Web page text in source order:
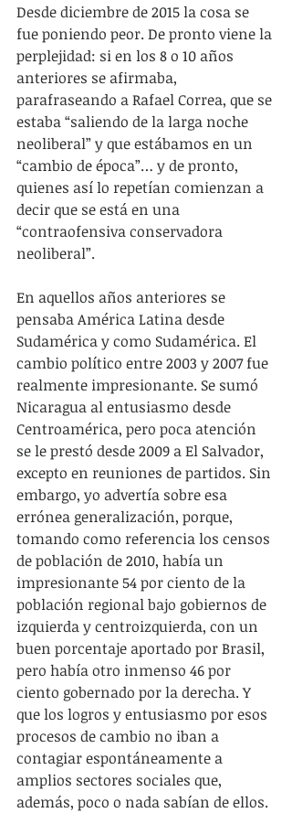
Desde diciembre de 2015 la cosa se
fue poniendo peor. De pronto viene la
perplejidad: si en los 8 o 10 años
anteriores se afirmaba,
parafraseando a Rafael Correa, que se
estaba “saliendo de la larga noche
neoliberal” y que estábamos en un
“cambio de época”… y de pronto,
quienes así lo repetían comienzan a
decir que se está en una
“contraofensiva conservadora
neoliberal”.
En aquellos años anteriores se
pensaba América Latina desde
Sudamérica y como Sudamérica. El
cambio político entre 2003 y 2007 fue
realmente impresionante. Se sumó
Nicaragua al entusiasmo desde
Centroamérica, pero poca atención
se le prestó desde 2009 a El Salvador,
excepto en reuniones de partidos. Sin
embargo, yo advertía sobre esa
errónea generalización, porque,
tomando como referencia los censos
de población de 2010, había un
impresionante 54 por ciento de la
población regional bajo gobiernos de
izquierda y centroizquierda, con un
buen porcentaje aportado por Brasil,
pero había otro inmenso 46 por
ciento gobernado por la derecha. Y
que los logros y entusiasmo por esos
procesos de cambio no iban a
contagiar espontáneamente a
amplios sectores sociales que,
además, poco o nada sabían de ellos.